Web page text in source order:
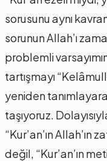
sorusunu aynı
sorunun Allah’ı
problemli
tartışmayı
yeniden
taşıyoruz.
“Kur’an’ın Allah’ın
değil, “Kur’an’ın